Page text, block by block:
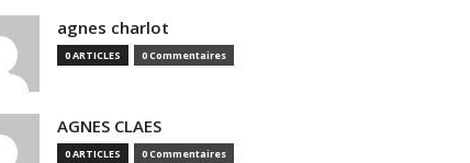
agnes charlot
0 ARTICLES 0 Commentaires
AGNES CLAES
0 ARTICLES 0 Commentaires